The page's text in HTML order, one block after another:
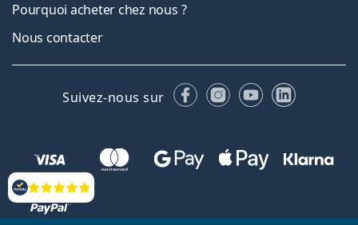
Évaluation
Pourquoi acheter chez nous ?
Nous contacter
Suivez-nous sur FacebookInstagram
YouTubeLinkedIn